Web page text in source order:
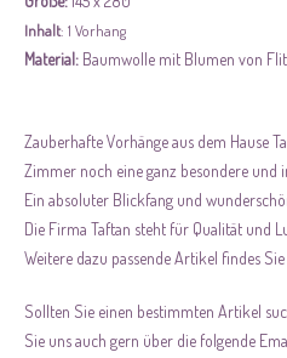
Inhalt: 1 Vorhang
Material: Baumwolle mit Blumen von
Zauberhafte Vorhänge aus dem Hause
Zimmer noch eine ganz besondere und
Ein absoluter Blickfang und
Die Firma Taftan steht für Qualität und
Weitere dazu passende Artikel findes
Sollten Sie einen bestimmten Artikel
Sie uns auch gern über die folgende